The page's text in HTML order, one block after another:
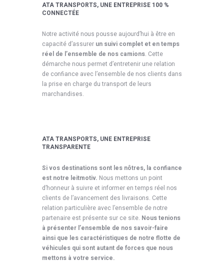
ATA TRANSPORTS, UNE ENTREPRISE 100 %
CONNECTÉE
Notre activité nous pousse aujourd’hui à être en
capacité d’assurer un suivi complet et en temps
réel de l’ensemble de nos camions. Cette
démarche nous permet d’entretenir une relation
de confiance avec l’ensemble de nos clients dans
la prise en charge du transport de leurs
marchandises.
ATA TRANSPORTS, UNE ENTREPRISE
TRANSPARENTE
Si vos destinations sont les nôtres, la confiance
est notre leitmotiv. Nous mettons un point
d’honneur à suivre et informer en temps réel nos
clients de l’avancement des livraisons. Cette
relation particulière avec l’ensemble de notre
partenaire est présente sur ce site. Nous tenions
à présenter l’ensemble de nos savoir-faire
ainsi que les caractéristiques de notre flotte de
véhicules qui sont autant de forces que nous
mettons à votre service.